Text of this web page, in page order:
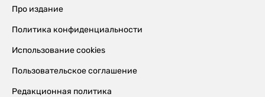
Про издание
Политика конфиденциальности
Использование cookies
Пользовательское соглашение
Редакционная политика